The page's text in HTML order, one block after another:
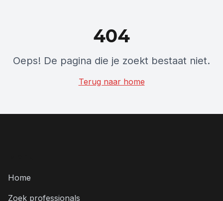
404
Oeps! De pagina die je zoekt bestaat niet.
Terug naar home
Home
Zoek professionals